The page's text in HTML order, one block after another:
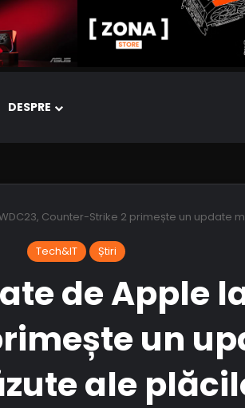
DESPRE
Counter-Strike 2 primește un update
Tech&IT Știri
de Apple
un
ale